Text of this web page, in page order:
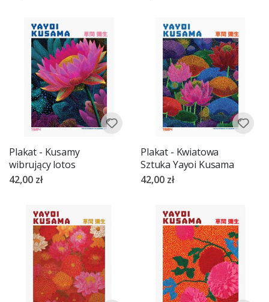
Plakat - Kusamy
wibrujący lotos
42,00 zł
Plakat - Kwiatowa
Sztuka Yayoi Kusama
42,00 zł